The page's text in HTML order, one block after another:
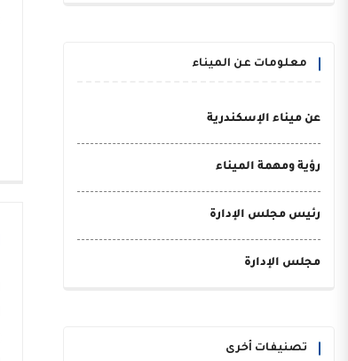
معلومات عن الميناء
عن ميناء الإسكندرية
رؤية ومهمة الميناء
رئيس مجلس الإدارة
مجلس الإدارة
تصنيفات أخرى